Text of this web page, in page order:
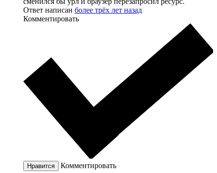
Ответ написан более трёх лет назад
Комментировать
Нравится Комментировать